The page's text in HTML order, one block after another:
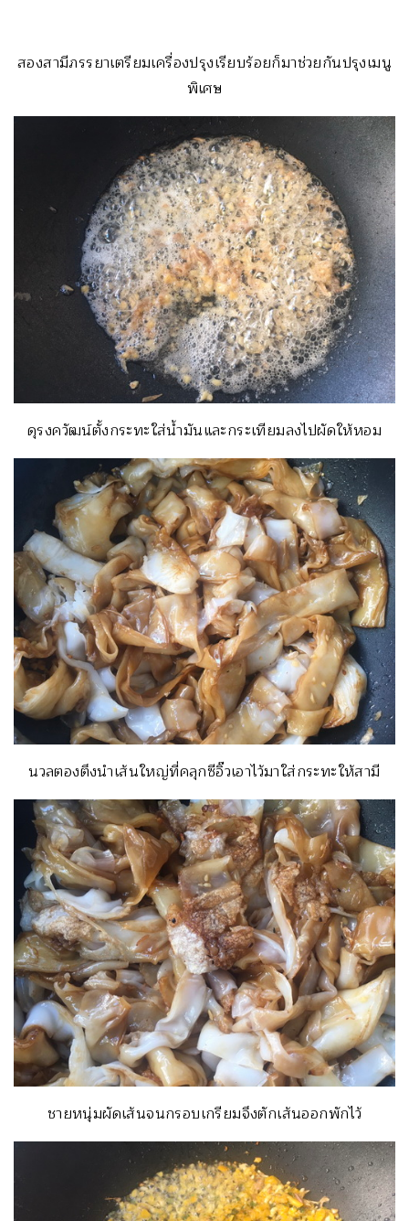
สองสามีภรรยาเตรียมเครื่องปรุงเรียบร้อยก็มาช่วยกันปรุงเมนู
พิเศษ
ดุรงควัฒน์ตั้งกระทะใส่น้ำมันและกระเทียมลงไปผัดให้หอม
นวลตองตึงนำเส้นใหญ่ที่คลุกซีอิ๊วเอาไว้มาใส่กระทะให้สามี
ชายหนุ่มผัดเส้นจนกรอบเกรียมจึงตักเส้นออกพักไว้